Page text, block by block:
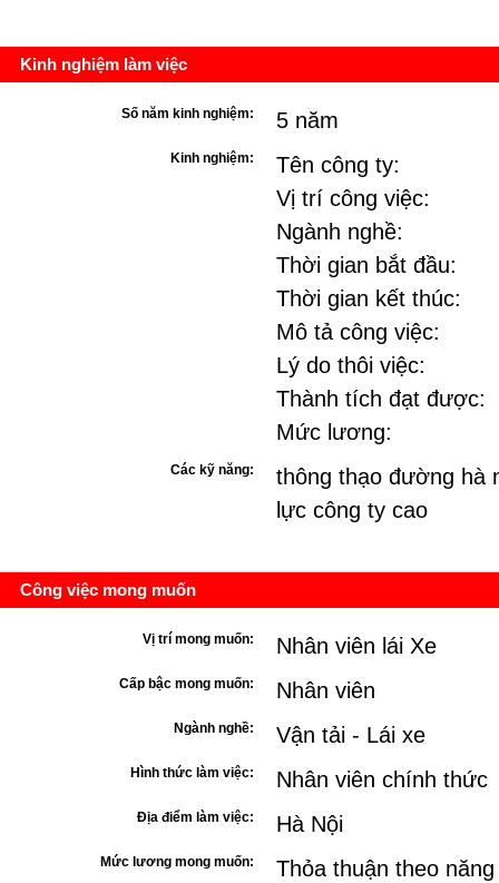
Kinh nghiệm làm việc
Số năm kinh nghiệm: 5 năm
Kinh nghiệm:
Tên công ty:
Vị trí công việc:
Ngành nghề:
Thời gian bắt đầu:
Thời gian kết thúc:
Mô tả công việc:
Lý do thôi việc:
Thành tích đạt được:
Mức lương:
Các kỹ năng:
thông thạo đường hà
lực công ty cao
Công việc mong muốn
Vị trí mong muốn: Nhân viên lái Xe
Cấp bậc mong muốn: Nhân viên
Ngành nghề: Vận tải - Lái xe
Hình thức làm việc: Nhân viên chính thức
Địa điểm làm việc: Hà Nội
Mức lương mong muốn: Thỏa thuận theo